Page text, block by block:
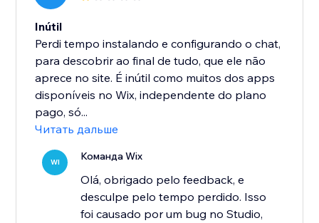
Inútil
Perdi tempo instalando e configurando o chat,
para descobrir ao final de tudo, que ele não
aprece no site. É inútil como muitos dos apps
disponíveis no Wix, independente do plano
pago, só...
Читать дальше
WI Команда Wix
Olá, obrigado pelo feedback, e
desculpe pelo tempo perdido. Isso
foi causado por um bug no Studio,